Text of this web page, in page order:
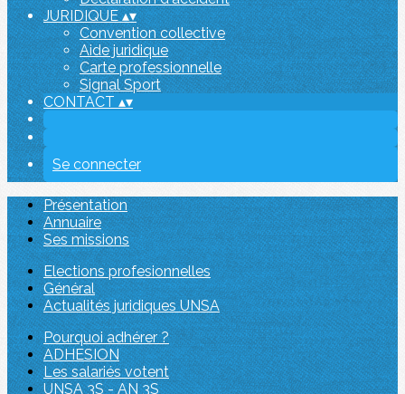
JURIDIQUE▴▾
Convention collective
Aide juridique
Carte professionnelle
Signal Sport
CONTACT ▴▾
Se connecter
Présentation
Annuaire
Ses missions
Elections profesionnelles
Général
Actualités juridiques UNSA
Pourquoi adhérer ?
ADHESION
Les salariés votent
UNSA 3S - AN 3S